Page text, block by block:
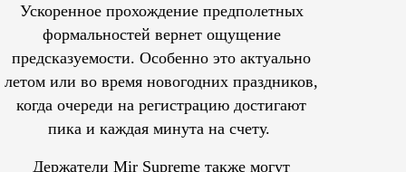
Ускоренное прохождение предполетных
формальностей вернет ощущение
предсказуемости. Особенно это актуально
летом или во время новогодних праздников,
когда очереди на регистрацию достигают
пика и каждая минута на счету.
Держатели Mir Supreme также могут